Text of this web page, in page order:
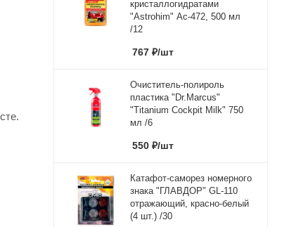
кристаллогидратами
"Astrohim" Ас-472, 500 мл
/12
767 ₽/шт
Очиститель-полироль
пластика "Dr.Marcus"
"Titanium Cockpit Milk" 750
мл /6
550 ₽/шт
Катафот-саморез номерного
знака "ГЛАВДОР" GL-110
отражающий, красно-белый
(4 шт.) /30